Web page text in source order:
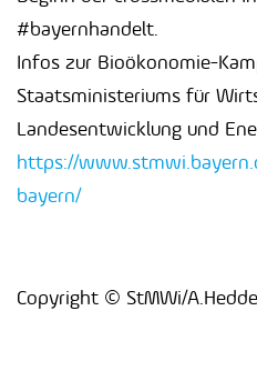
#bayernhandelt.
Infos zur Bioökonomie-
Staatsministeriums für
Landesentwicklung und
https://
bayern/
Copyright © StMWi/